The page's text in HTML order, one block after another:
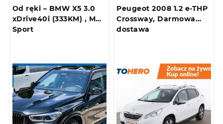
Od ręki – BMW X5 3.0
xDrive40i (333KM) , M
Sport
Peugeot 2008 1.2 e-THP
Crossway, Darmowa
dostawa